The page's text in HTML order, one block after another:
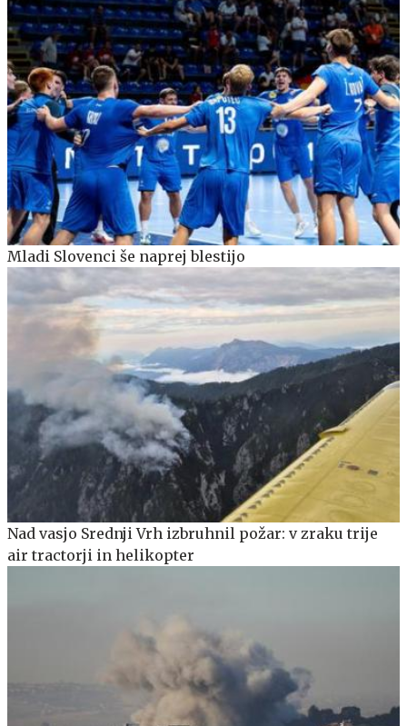
Mladi Slovenci še naprej blestijo
Nad vasjo Srednji Vrh izbruhnil požar: v zraku trije
air tractorji in helikopter